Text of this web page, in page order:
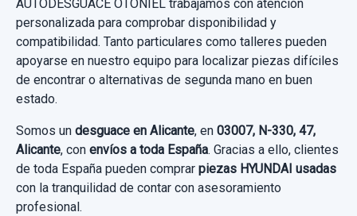
AUTODESGUACE OTONIEL trabajamos con atención
personalizada para comprobar disponibilidad y
compatibilidad. Tanto particulares como talleres pueden
apoyarse en nuestro equipo para localizar piezas difíciles
de encontrar o alternativas de segunda mano en buen
estado.
Somos un desguace en Alicante, en 03007, N-330, 47,
Alicante, con envíos a toda España. Gracias a ello, clientes
de toda España pueden comprar piezas HYUNDAI usadas
con la tranquilidad de contar con asesoramiento
profesional.